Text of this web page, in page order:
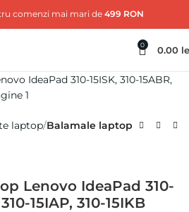
comenzi mai mari de 499 RON
0 0.00
laptop Balamale laptop
Lenovo IdeaPad 310-
15IAP, 310-15IKB